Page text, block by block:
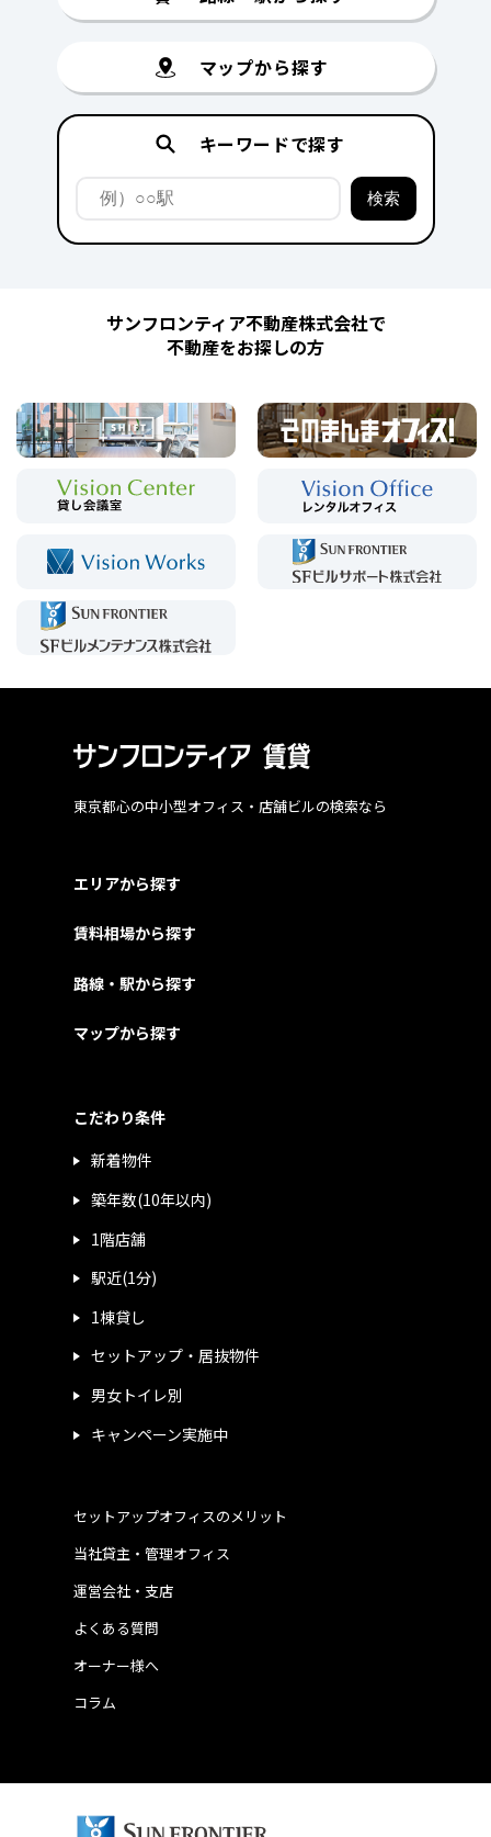
マップから探す
キーワードで探す
サンフロンティア不動産株式会社で
不動産をお探しの方
東京都心の中小型オフィス・店舗ビルの検索なら
エリアから探す
賃料相場から探す
路線・駅から探す
マップから探す
こだわり条件
新着物件
築年数(10年以内)
1階店舗
駅近(1分)
1棟貸し
セットアップ・居抜物件
男女トイレ別
キャンペーン実施中
運営会社・支店
よくある質問
当社貸主・管理オフィス
オーナー様へ
コラム
セットアップオフィスのメリット